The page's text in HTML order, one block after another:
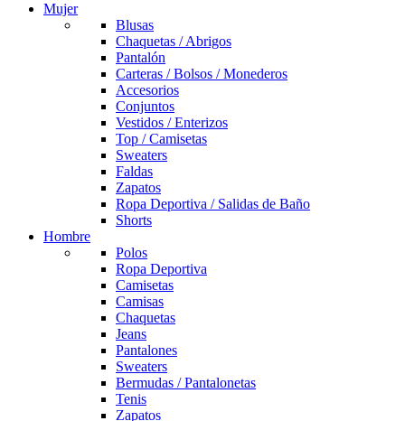
Mujer
Blusas
Chaquetas / Abrigos
Pantalón
Carteras / Bolsos / Monederos
Accesorios
Conjuntos
Vestidos / Enterizos
Top / Camisetas
Sweaters
Faldas
Zapatos
Ropa Deportiva / Salidas de Baño
Shorts
Hombre
Polos
Ropa Deportiva
Camisetas
Camisas
Chaquetas
Jeans
Pantalones
Sweaters
Bermudas / Pantalonetas
Tenis
Zapatos